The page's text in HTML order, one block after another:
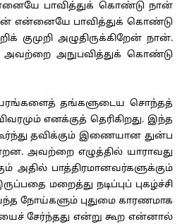
பாவித்துக் கொண்டு நான்
நான் என்னையே பாவித்துக் கொண்டு
குமுறி அழுதிருக்கிறேன் நான்.
அநுபவித்துக் கொண்டு
தங்களுடைய சொந்தத்
எனக்குத் தெரிகிறது. இந்த
தவிக்கும் இணையான துன்ப
அவற்றை எழுத்தில் யாராவது
அதில் பாத்திரமானவர்களுக்கும்
மறைத்து நடிப்புப் புகழ்ச்சி
நோய்களும் புதுமை காரணமாக
சேர்ந்தது என்று கூற என்னால்